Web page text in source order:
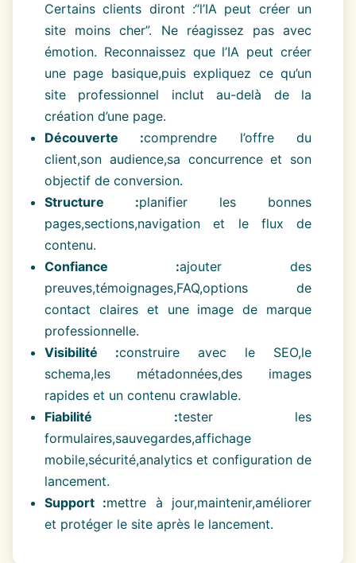
Certains clients diront :“l’IA peut créer un
site moins cher”. Ne réagissez pas avec
émotion. Reconnaissez que l’IA peut créer
une page basique,puis expliquez ce qu’un
site professionnel inclut au-delà de la
création d’une page.
Découverte :comprendre l’offre du
client,son audience,sa concurrence et son
objectif de conversion.
Structure :planifier les bonnes
pages,sections,navigation et le flux de
contenu.
Confiance :ajouter des
preuves,témoignages,FAQ,options de
contact claires et une image de marque
professionnelle.
Visibilité :construire avec le SEO,le
schema,les métadonnées,des images
rapides et un contenu crawlable.
Fiabilité :tester les
formulaires,sauvegardes,affichage
mobile,sécurité,analytics et configuration de
lancement.
Support :mettre à jour,maintenir,améliorer
et protéger le site après le lancement.